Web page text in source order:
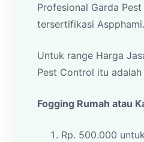
Profesional Garda
tersertifikasi Aspphami.
Untuk range Harga
Pest Control itu
Fogging Rumah atau
Rp. 500.000